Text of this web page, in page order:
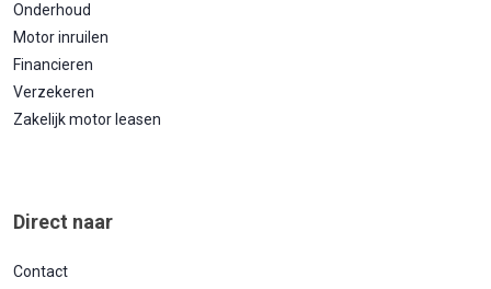
Onderhoud
Motor inruilen
Financieren
Verzekeren
Zakelijk motor leasen
Direct naar
Contact